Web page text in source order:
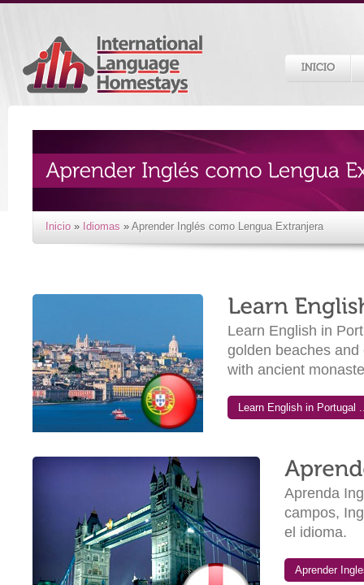
Inicio » Idiomas » Aprender Inglés como Lengua Extranjera
Learn English in
golden beaches
with ancient
Learn English in Portugal
Aprenda
campos,
el idioma.
Aprender